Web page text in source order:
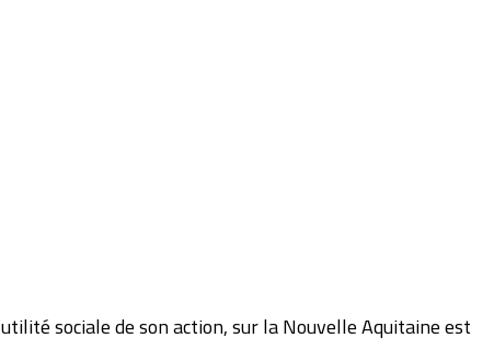
sociale de son action, sur la Nouvelle Aquitaine est